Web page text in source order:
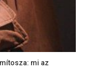
mi az